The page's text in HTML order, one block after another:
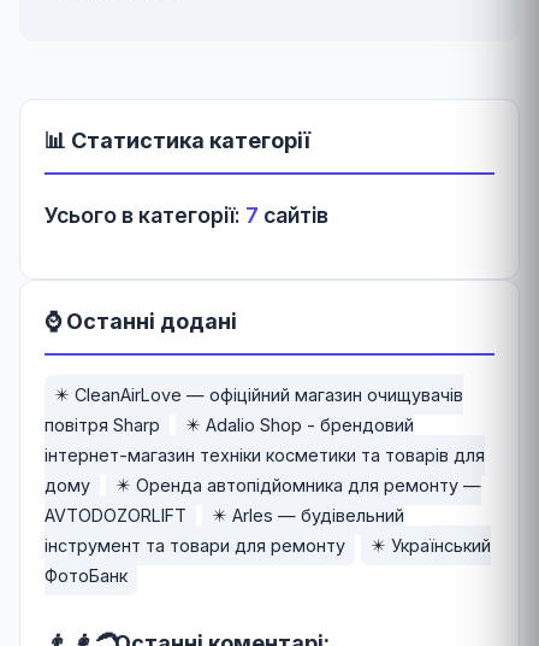
📊 Статистика категорії
Усього в категорії: 7 сайтів
⌚ Останні додані
✴️ CleanAirLove — офіційний магазин очищувачів
повітря Sharp
✴️ Adalio Shop - брендовий
інтернет-магазин техніки косметики та товарів для
дому
✴️ Оренда автопідйомника для ремонту —
AVTODOZORLIFT
✴️ Arles — будівельний
інструмент та товари для ремонту
✴️ Український
ФотоБанк